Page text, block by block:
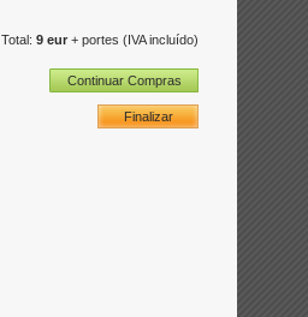
Total: 9 eur + portes (IVA incluído)
Continuar Compras
Finalizar